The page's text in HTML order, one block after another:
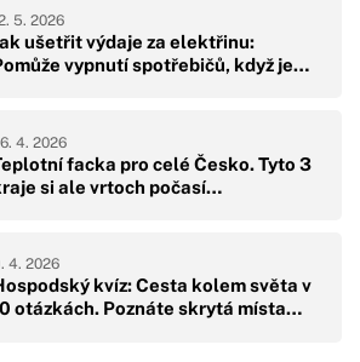
ušetřit výdaje za elektřinu:
vypnutí spotřebičů, když je…
5. 2026
facka pro celé Česko. Tyto 3
si ale vrtoch počasí…
4. 2026
kvíz: Cesta kolem světa v
otázkách. Poznáte skrytá místa…
4. 2026